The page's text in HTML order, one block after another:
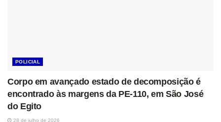
POLICIAL
Corpo em avançado estado de decomposição é
encontrado às margens da PE-110, em São José
do Egito
28 de julho de 2026